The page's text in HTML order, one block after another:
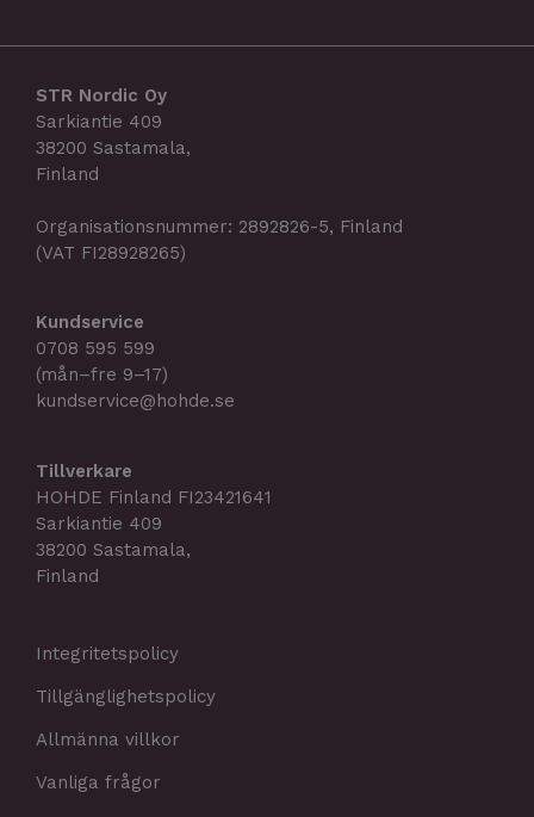
STR Nordic Oy
Sarkiantie 409
38200 Sastamala,
Finland
Organisationsnummer: 2892826-5, Finland
(VAT FI28928265)
Kundservice
0708 595 599
(mån–fre 9–17)
kundservice@hohde.se
Tillverkare
HOHDE Finland FI23421641
Sarkiantie 409
38200 Sastamala,
Finland
Integritetspolicy
Tillgänglighetspolicy
Allmänna villkor
Vanliga frågor